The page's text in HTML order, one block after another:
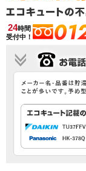
24時間
受付中！